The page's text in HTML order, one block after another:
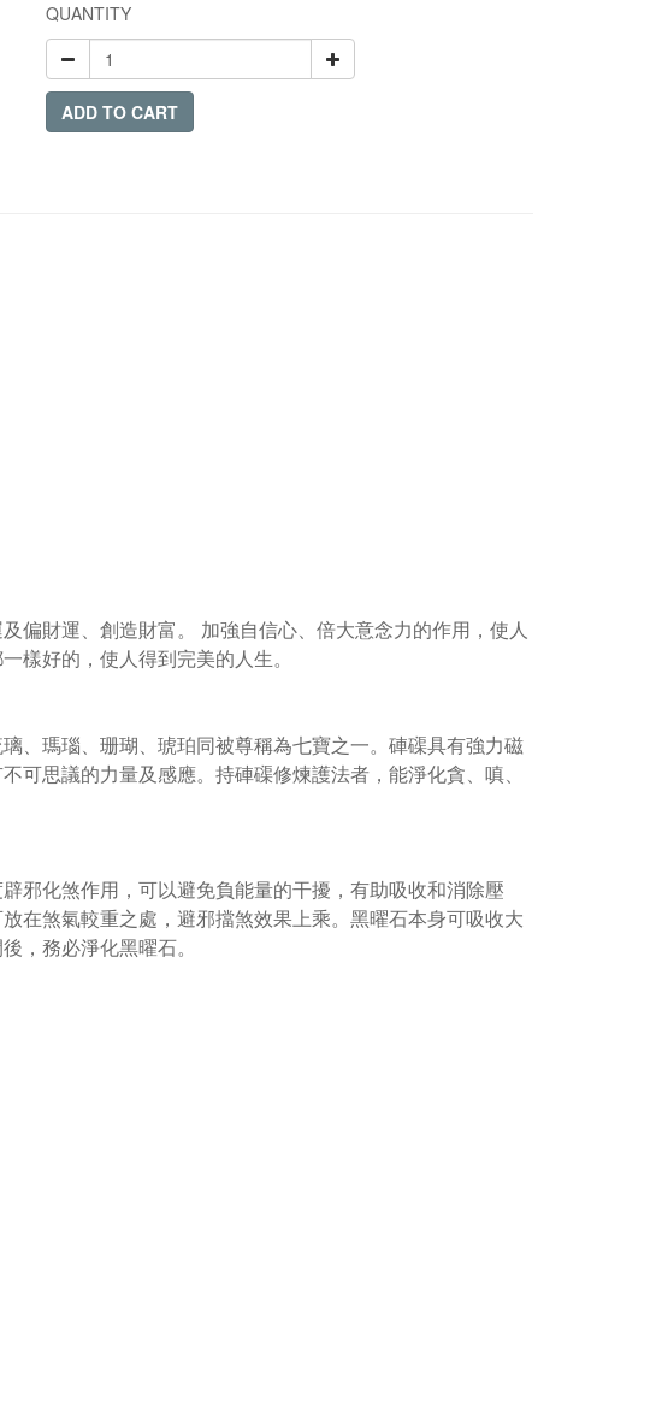
QUANTITY
ADD TO CART
偏財運、創造財富。 加強自信心、倍大意念力的作用，使人
樣好的，使人得到完美的人生。
、瑪瑙、珊瑚、琥珀同被尊稱為七寶之一。硨磲具有強力磁
思議的力量及感應。持硨磲修煉護法者，能淨化貪、嗔、
邪化煞作用，可以避免負能量的干擾，有助吸收和消除壓
在煞氣較重之處，避邪擋煞效果上乘。黑曜石本身可吸收大
，務必淨化黑曜石。